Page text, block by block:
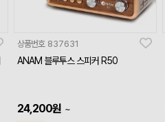
상품번호 837631
ANAM 블루투스 스피커 R50
24,200원 ~